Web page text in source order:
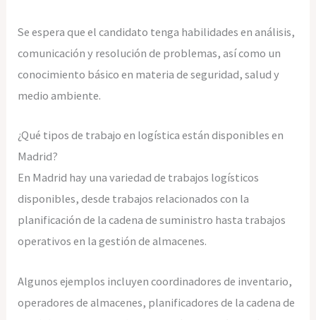
Se espera que el candidato tenga habilidades en análisis,
comunicación y resolución de problemas, así como un
conocimiento básico en materia de seguridad, salud y
medio ambiente.
¿Qué tipos de trabajo en logística están disponibles en
Madrid?
En Madrid hay una variedad de trabajos logísticos
disponibles, desde trabajos relacionados con la
planificación de la cadena de suministro hasta trabajos
operativos en la gestión de almacenes.
Algunos ejemplos incluyen coordinadores de inventario,
operadores de almacenes, planificadores de la cadena de